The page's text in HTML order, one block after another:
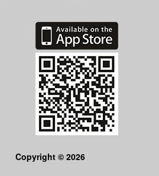
Copyright © 2026